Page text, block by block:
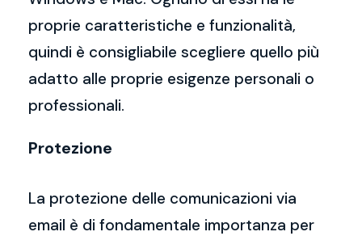
proprie caratteristiche e funzionalità,
quindi è consigliabile scegliere quello più
adatto alle proprie esigenze personali o
professionali.
Protezione
La protezione delle comunicazioni via
email è di fondamentale importanza per